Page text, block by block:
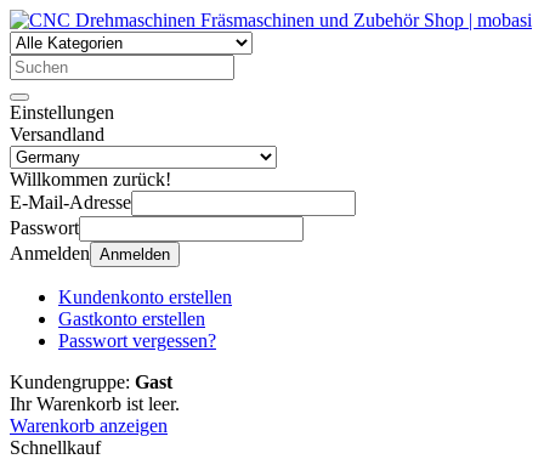
Einstellungen
Versandland
Willkommen zurück!
E-Mail-Adresse
Passwort
Anmelden Anmelden
Kundenkonto erstellen
Gastkonto erstellen
Passwort vergessen?
Kundengruppe: Gast
Ihr Warenkorb ist leer.
Warenkorb anzeigen
Schnellkauf